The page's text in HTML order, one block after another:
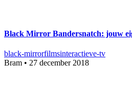
Black Mirror Bandersnatch: jouw
black-mirrorfilmsinteractieve-tv
Bram • 27 december 2018